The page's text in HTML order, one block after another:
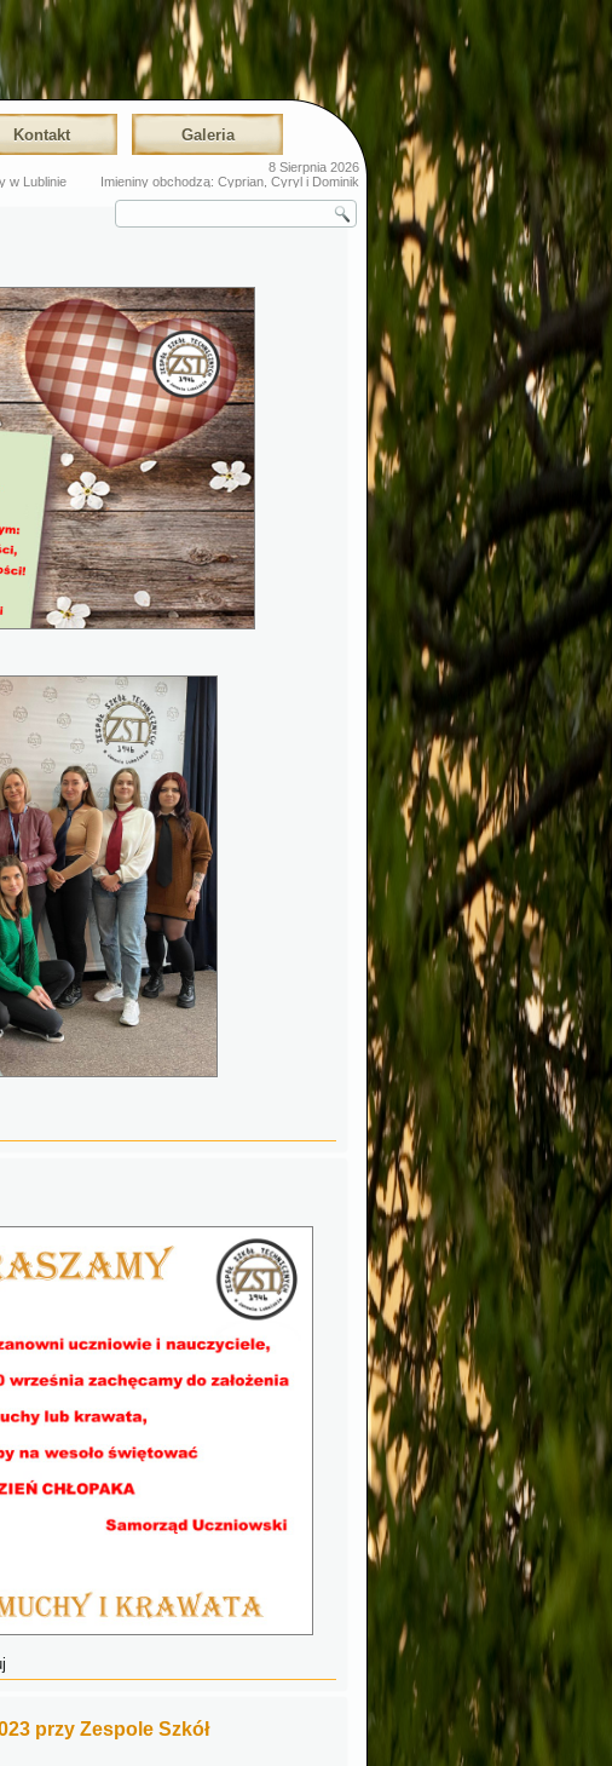
Kontakt Galeria
w Lublinie
8 Sierpnia 2026
Imieniny obchodzą: Cyprian, Cyryl i Dominik
przy Zespole Szkół